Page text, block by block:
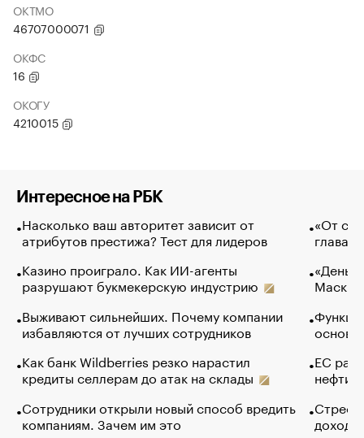
ОКТМО
46707000071
ОКФС
16
ОКОГУ
4210015
Интересное на РБК
Насколько ваш авторитет зависит от
атрибутов престижа? Тест для лидеров
Казино проиграло. Как ИИ-агенты
разрушают букмекерскую индустрию
Выживают сильнейших. Почему компании
избавляются от лучших сотрудников
Как банк Wildberries резко нарастил
кредиты селлерам до атак на склады
Сотрудники открыли новый способ вредить
компаниям. Зачем им это
«От
глава
Маск в
основ
ЕС
нефти